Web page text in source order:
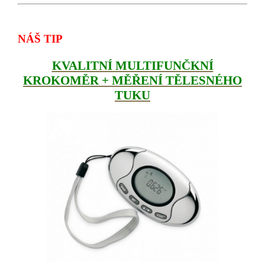
NÁŠ TIP
KVALITNÍ MULTIFUNČKNÍ
KROKOMĚR + MĚŘENÍ TĚLESNÉHO
TUKU